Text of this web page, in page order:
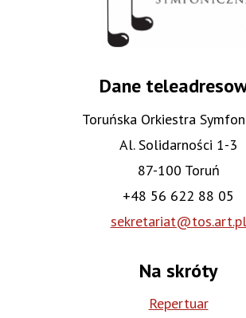
Dane
Toruńska Orkiestra
Al. Solidarności 1-3
87-100 Toruń
+48 56 622 88 05
sekretariat@tos.art.pl
Na skróty
Repertuar